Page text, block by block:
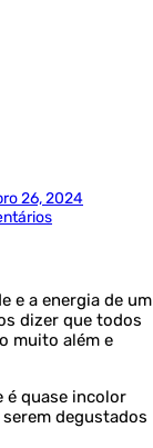
26, 2024
e a energia de um
dizer que todos
muito além e
é quase incolor
degustados